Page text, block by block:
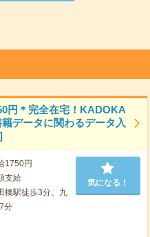
円＊完全在宅！KADOKA
データに関わるデータ入
1750円
支給
橋駅徒歩3分、九
分
気になる！